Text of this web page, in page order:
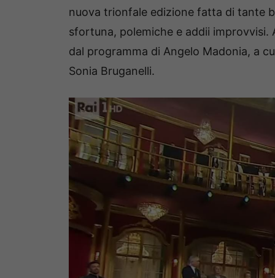
nuova trionfale edizione fatta di tante
sfortuna, polemiche e addii improvvisi.
dal programma di Angelo Madonia, a
Sonia Bruganelli.